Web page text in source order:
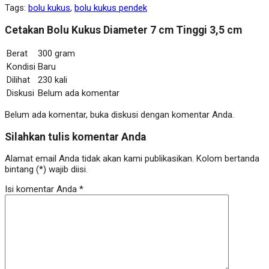
Tags: bolu kukus, bolu kukus pendek
Cetakan Bolu Kukus Diameter 7 cm Tinggi 3,5 cm
Berat
300 gram
Kondisi Baru
Dilihat
230 kali
Diskusi Belum ada komentar
Belum ada komentar, buka diskusi dengan komentar Anda.
Silahkan tulis komentar Anda
Alamat email Anda tidak akan kami publikasikan. Kolom bertanda
bintang (*) wajib diisi.
Isi komentar Anda *